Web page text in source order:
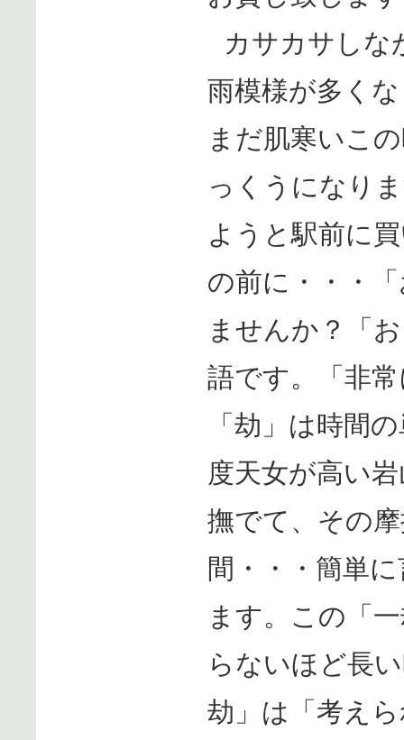
カサカサしな
雨模様が多く
まだ肌寒いこ
っくうになり
ようと駅前に
の前に・・・
ませんか？「
語です。「非
「劫」は時間
度天女が高い
撫でて、その
間・・・簡単
ます。この「
らないほど長
劫」は「考え